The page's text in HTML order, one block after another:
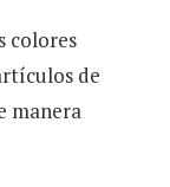
colores
de
manera